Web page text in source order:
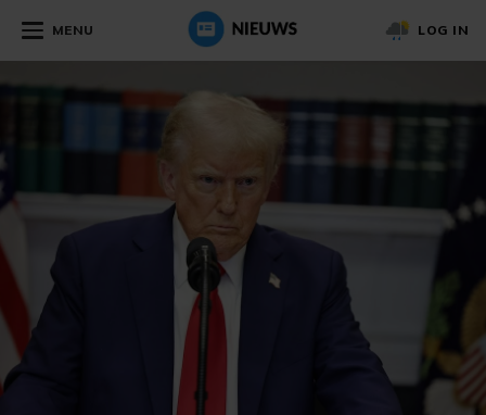
MENU LOG IN